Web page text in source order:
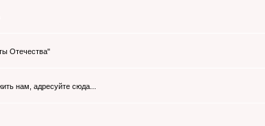
Отечества"
нам, адресуйте сюда...